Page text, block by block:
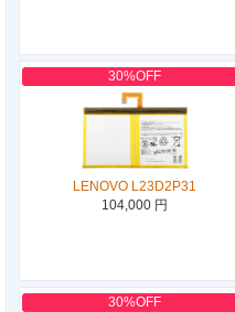
30%OFF
LENOVO L23D2P31
104,000 円
30%OFF